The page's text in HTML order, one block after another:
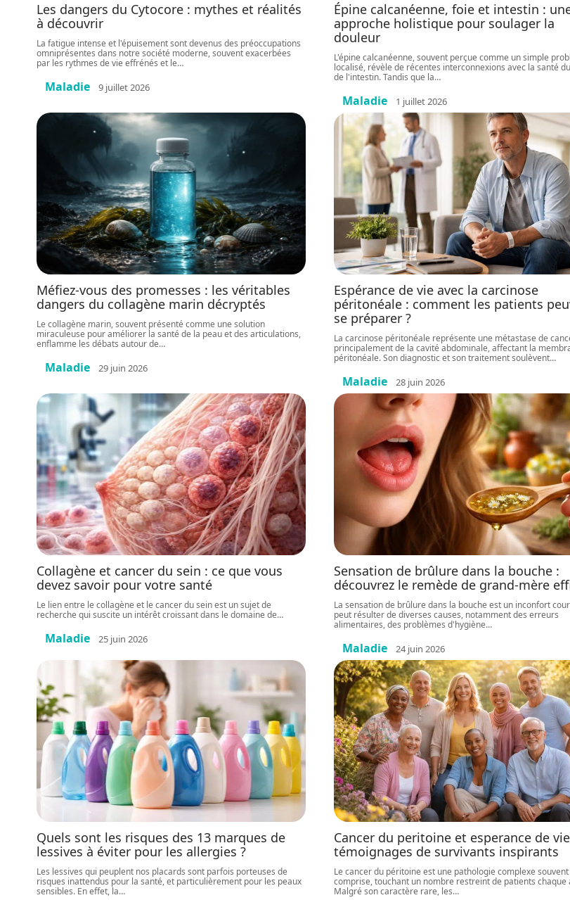
Les dangers du Cytocore : mythes et réalités
à découvrir
La fatigue intense et l'épuisement sont devenus des préoccupations
omniprésentes dans notre société moderne, souvent exacerbées
par les rythmes de vie effrénés et le…
Maladie 9 juillet 2026
Épine calcanéenne, foie et intestin :
approche holistique pour soulager la
douleur
L'épine calcanéenne, souvent perçue comme un simple
localisé, révèle de récentes interconnexions avec la santé
de l'intestin. Tandis que la…
Maladie 1 juillet 2026
Méfiez-vous des promesses : les véritables
dangers du collagène marin décryptés
Le collagène marin, souvent présenté comme une solution
miraculeuse pour améliorer la santé de la peau et des articulations,
enflamme les débats autour de…
Maladie 29 juin 2026
Espérance de vie avec la carcinose
péritonéale : comment les patients
se préparer ?
La carcinose péritonéale représente une métastase de
principalement de la cavité abdominale, affectant la
péritonéale. Son diagnostic et son traitement soulèvent…
Maladie 28 juin 2026
Collagène et cancer du sein : ce que vous
devez savoir pour votre santé
Le lien entre le collagène et le cancer du sein est un sujet de
recherche qui suscite un intérêt croissant dans le domaine de…
Maladie 25 juin 2026
Sensation de brûlure dans la bouche :
découvrez le remède de grand-mère
La sensation de brûlure dans la bouche est un inconfort
peut résulter de diverses causes, notamment des erreurs
alimentaires, des problèmes d'hygiène…
Maladie 24 juin 2026
Quels sont les risques des 13 marques de
lessives à éviter pour les allergies ?
Les lessives qui peuplent nos placards sont parfois porteuses de
risques inattendus pour la santé, et particulièrement pour les peaux
sensibles. En effet, la…
Cancer du peritoine et esperance de
témoignages de survivants inspirants
Le cancer du péritoine est une pathologie complexe
comprise, touchant un nombre restreint de patients chaque
Malgré son caractère rare, les…